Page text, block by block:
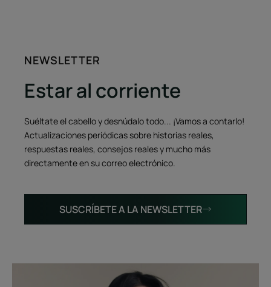
NEWSLETTER
Estar al corriente
Suéltate el cabello y desnúdalo todo... ¡Vamos a contarlo!
Actualizaciones periódicas sobre historias reales,
respuestas reales, consejos reales y mucho más
directamente en su correo electrónico.
SUSCRÍBETE A LA NEWSLETTER